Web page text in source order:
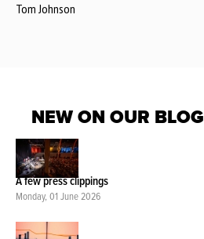
Tom Johnson
NEW ON OUR BLOG
A few press clippings
Monday, 01 June 2026